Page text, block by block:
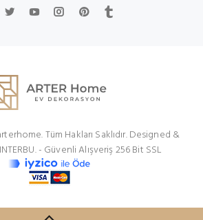
Tüm Hakları Saklıdır. Designed &
INTERBU.- Güvenli Alışveriş 256 Bit SSL